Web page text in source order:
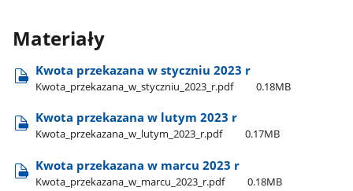
Materiały
Kwota przekazana w styczniu 2023 r
Kwota​_przekazana​_w​_styczniu​_2023​_r.pdf 0.18MB
Kwota przekazana w lutym 2023 r
Kwota​_przekazana​_w​_lutym​_2023​_r.pdf 0.17MB
Kwota przekazana w marcu 2023 r
Kwota​_przekazana​_w​_marcu​_2023​_r.pdf 0.18MB